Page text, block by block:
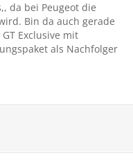
da bei Peugeot die
Bin da auch gerade
Exclusive mit
als Nachfolger